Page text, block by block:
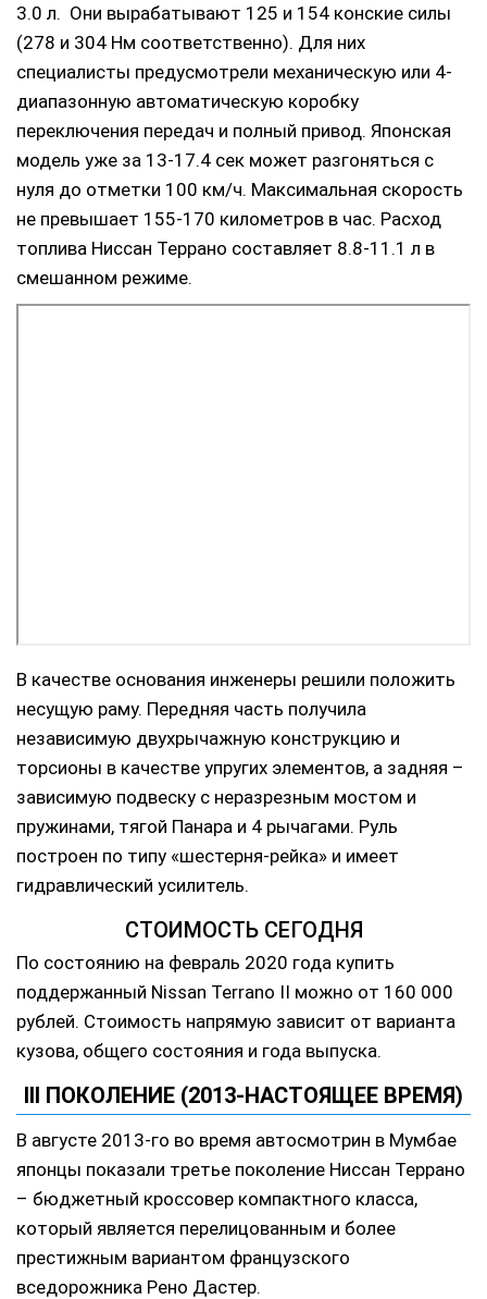
3.0 л. Они вырабатывают 125 и 154 конские силы
(278 и 304 Нм соответственно). Для них
специалисты предусмотрели механическую или 4-
диапазонную автоматическую коробку
переключения передач и полный привод. Японская
модель уже за 13-17.4 сек может разгоняться с
нуля до отметки 100 км/ч. Максимальная скорость
не превышает 155-170 километров в час. Расход
топлива Ниссан Террано составляет 8.8-11.1 л в
смешанном режиме.
В качестве основания инженеры решили положить
несущую раму. Передняя часть получила
независимую двухрычажную конструкцию и
торсионы в качестве упругих элементов, а задняя –
зависимую подвеску с неразрезным мостом и
пружинами, тягой Панара и 4 рычагами. Руль
построен по типу «шестерня-рейка» и имеет
гидравлический усилитель.
СТОИМОСТЬ СЕГОДНЯ
По состоянию на февраль 2020 года купить
поддержанный Nissan Terrano II можно от 160 000
рублей. Стоимость напрямую зависит от варианта
кузова, общего состояния и года выпуска.
III ПОКОЛЕНИЕ (2013-НАСТОЯЩЕЕ ВРЕМЯ)
В августе 2013-го во время автосмотрин в Мумбае
японцы показали третье поколение Ниссан Террано
– бюджетный кроссовер компактного класса,
который является перелицованным и более
престижным вариантом французского
вседорожника Рено Дастер.